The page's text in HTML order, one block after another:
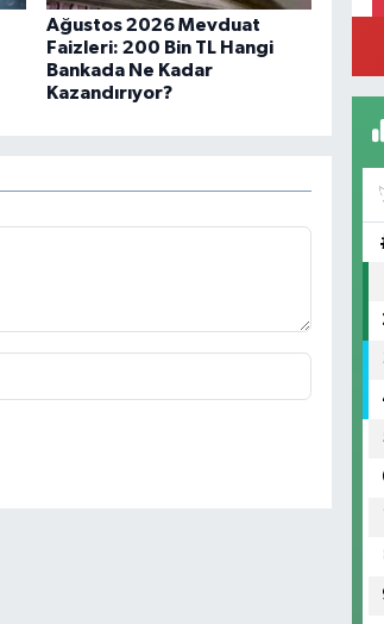
Ağustos 2026 Mevduat
Faizleri: 200 Bin TL Hangi
Bankada Ne Kadar
Kazandırıyor?